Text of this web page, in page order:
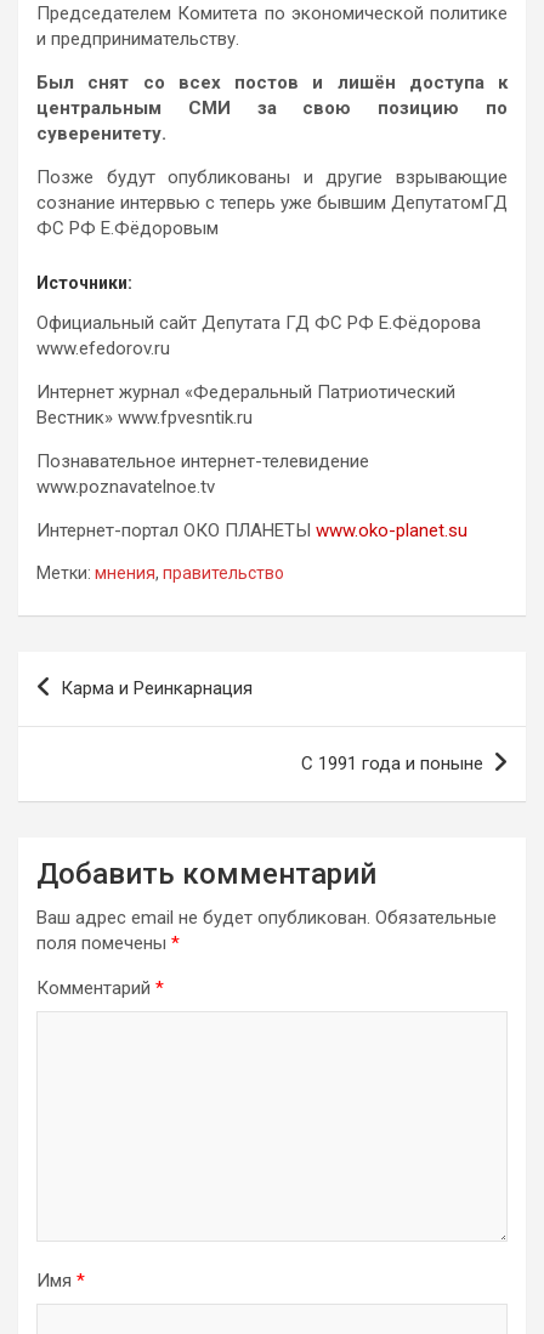
Председателем Комитета по экономической политике
и предпринимательству.
Был снят со всех постов и лишён доступа к
центральным СМИ за свою позицию по
суверенитету.
Позже будут опубликованы и другие взрывающие
сознание интервью с теперь уже бывшим ДепутатомГД
ФС РФ Е.Фёдоровым
Источники:
Официальный сайт Депутата ГД ФС РФ Е.Фёдорова
www.efedorov.ru
Интернет журнал «Федеральный Патриотический
Вестник» www.fpvesntik.ru
Познавательное интернет-телевидение
www.poznavatelnoe.tv
Интернет-портал ОКО ПЛАНЕТЫ www.oko-planet.su
Метки: мнения, правительство
Навигация
Карма и Реинкарнация
С 1991 года и поныне
Добавить комментарий
Ваш адрес email не будет опубликован. Обязательные
поля помечены *
Комментарий *
Имя *